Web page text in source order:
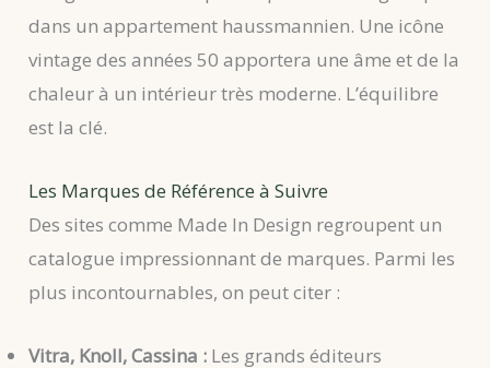
dans un appartement haussmannien. Une icône
vintage des années 50 apportera une âme et de la
chaleur à un intérieur très moderne. L’équilibre
est la clé.
Les Marques de Référence à Suivre
Des sites comme Made In Design regroupent un
catalogue impressionnant de marques. Parmi les
plus incontournables, on peut citer :
Vitra, Knoll, Cassina : Les grands éditeurs